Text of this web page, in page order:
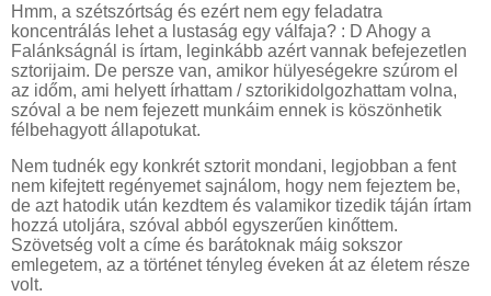
Hmm, a szétszórtság és ezért nem egy feladatra
koncentrálás lehet a lustaság egy válfaja? : D Ahogy a
Falánkságnál is írtam, leginkább azért vannak befejezetlen
sztorijaim. De persze van, amikor hülyeségekre szúrom el
az időm, ami helyett írhattam / sztorikidolgozhattam volna,
szóval a be nem fejezett munkáim ennek is köszönhetik
félbehagyott állapotukat.
Nem tudnék egy konkrét sztorit mondani, legjobban a fent
nem kifejtett regényemet sajnálom, hogy nem fejeztem be,
de azt hatodik után kezdtem és valamikor tizedik táján írtam
hozzá utoljára, szóval abból egyszerűen kinőttem.
Szövetség volt a címe és barátoknak máig sokszor
emlegetem, az a történet tényleg éveken át az életem része
volt.